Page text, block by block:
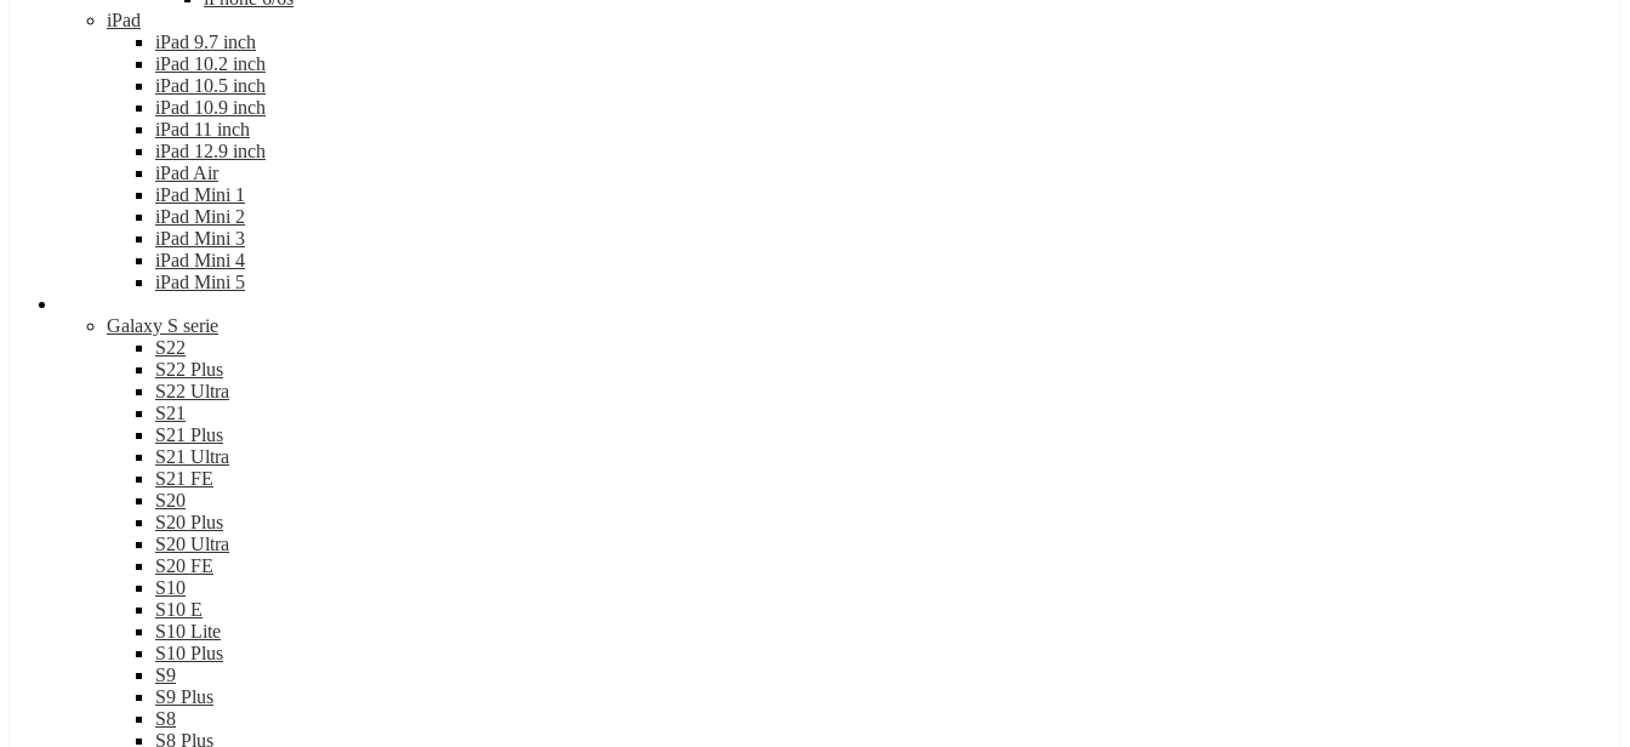
iPad
iPad 9.7 inch
iPad 10.2 inch
iPad 10.5 inch
iPad 10.9 inch
iPad 11 inch
iPad 12.9 inch
iPad Air
iPad Mini 1
iPad Mini 2
iPad Mini 3
iPad Mini 4
iPad Mini 5
Galaxy S serie
S22
S22 Plus
S22 Ultra
S21
S21 Plus
S21 Ultra
S21 FE
S20
S20 Plus
S20 Ultra
S20 FE
S10
S10 E
S10 Lite
S10 Plus
S9
S9 Plus
S8
S8 Plus